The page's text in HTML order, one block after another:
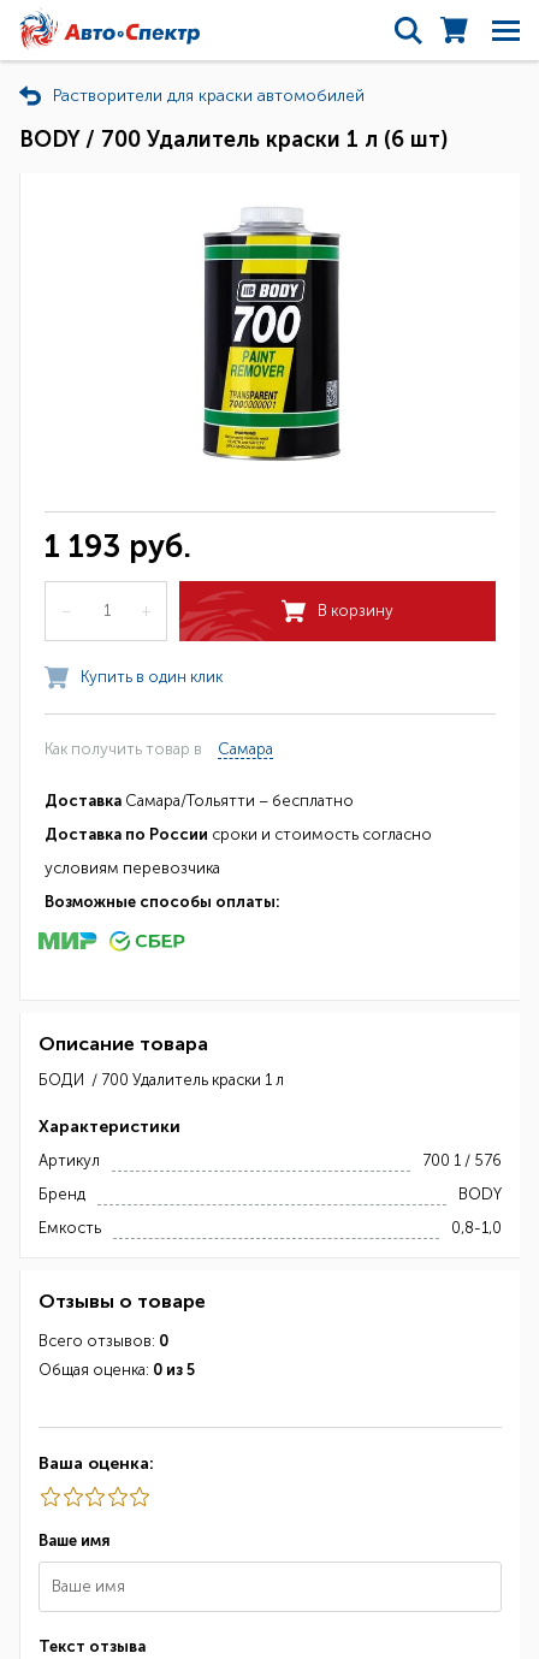
Растворители для краски автомобилей
BODY / 700 Удалитель краски 1 л (6 шт)
1 193 руб.
– + В корзину
Купить в один клик
Как получить товар в Самара
Доставка Самара/Тольятти – бесплатно
Доставка по России сроки и стоимость согласно
условиям перевозчика
Возможные способы оплаты:
Описание товара
БОДИ / 700 Удалитель краски 1 л
Характеристики
Артикул
700 1 / 576
Бренд
BODY
Емкость
0,8-1,0
Отзывы о товаре
Всего отзывов: 0
Общая оценка: 0 из 5
Ваша оценка:
Ваше имя
Текст отзыва